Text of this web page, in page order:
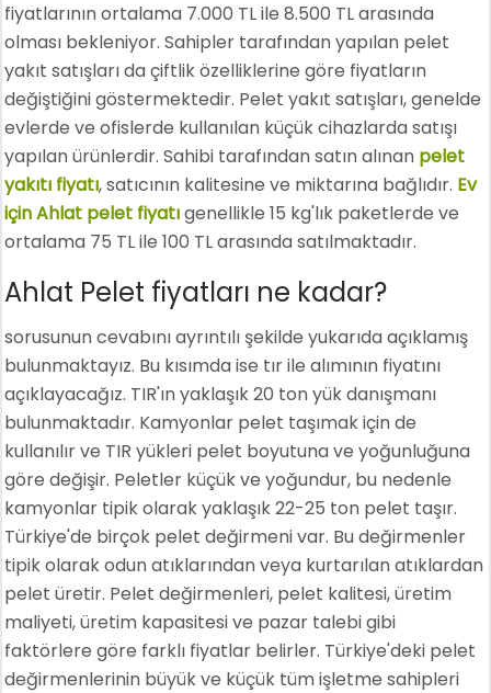
fiyatlarının ortalama 7.000 TL ile 8.500 TL arasında
olması bekleniyor. Sahipler tarafından yapılan pelet
yakıt satışları da çiftlik özelliklerine göre fiyatların
değiştiğini göstermektedir. Pelet yakıt satışları, genelde
evlerde ve ofislerde kullanılan küçük cihazlarda satışı
yapılan ürünlerdir. Sahibi tarafından satın alınan pelet
yakıtı fiyatı, satıcının kalitesine ve miktarına bağlıdır. Ev
için Ahlat pelet fiyatıgenellikle 15 kg'lık paketlerde ve
ortalama 75 TL ile 100 TL arasında satılmaktadır.
Ahlat Pelet fiyatları ne kadar?
sorusunun cevabını ayrıntılı şekilde yukarıda açıklamış
bulunmaktayız. Bu kısımda ise tır ile alımının fiyatını
açıklayacağız. TIR'ın yaklaşık 20 ton yük danışmanı
bulunmaktadır. Kamyonlar pelet taşımak için de
kullanılır ve TIR yükleri pelet boyutuna ve yoğunluğuna
göre değişir. Peletler küçük ve yoğundur, bu nedenle
kamyonlar tipik olarak yaklaşık 22-25 ton pelet taşır.
Türkiye'de birçok pelet değirmeni var. Bu değirmenler
tipik olarak odun atıklarından veya kurtarılan atıklardan
pelet üretir. Pelet değirmenleri, pelet kalitesi, üretim
maliyeti, üretim kapasitesi ve pazar talebi gibi
faktörlere göre farklı fiyatlar belirler. Türkiye'deki pelet
değirmenlerinin büyük ve küçük tüm işletme sahipleri